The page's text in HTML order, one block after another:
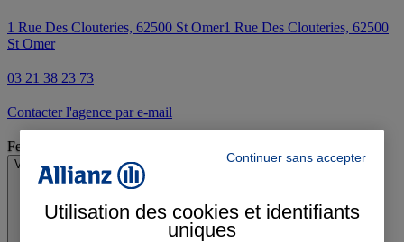
1 Rue Des Clouteries, 62500 St Omer1 Rue Des Clouteries, 62500
St Omer
03 21 38 23 73
Contacter l'agence par e-mail
Fermé
Voir les horaires Continuer sans accepter
Utilisation des cookies et identifiants
uniques